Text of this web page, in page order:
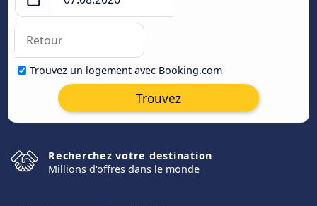
Trouvez un logement avec Booking.com
Trouvez
Recherchez votre destination
Millions d'offres dans le monde